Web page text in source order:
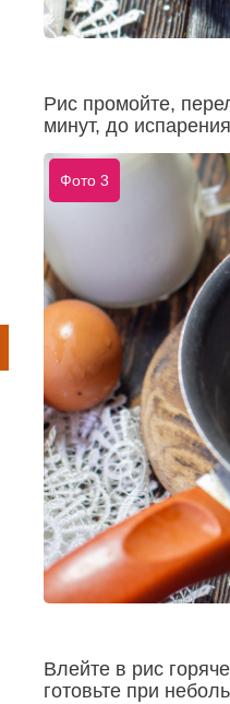
Рис промойте,
минут, до
Фото 3
Влейте в рис
готовьте при